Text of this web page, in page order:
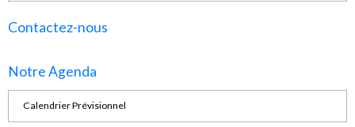
Contactez-nous
Notre Agenda
Calendrier Prévisionnel